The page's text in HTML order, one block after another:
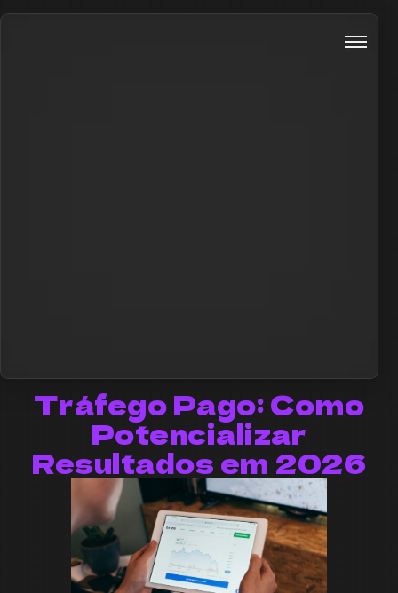
Tráfego Pago: Como
Potencializar
Resultados em 2026